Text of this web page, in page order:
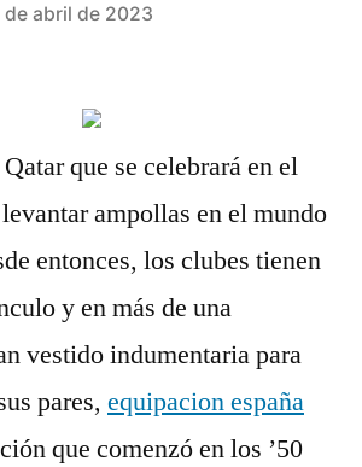
de abril de 2023
que se celebrará en el
ampollas en el mundo
entonces, los clubes tienen
y en más de una
vestido indumentaria para
pares, equipacion españa
que comenzó en los ’50